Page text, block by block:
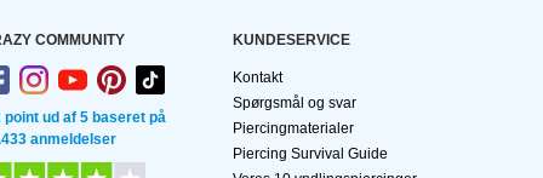
COMMUNITY
point ud af 5 baseret på
anmeldelser
KUNDESERVICE
Kontakt
Spørgsmål og svar
Piercingmaterialer
Piercing Survival Guide